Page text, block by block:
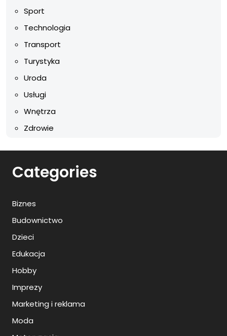
Sport
Technologia
Transport
Turystyka
Uroda
Usługi
Wnętrza
Zdrowie
Categories
Biznes
Budownictwo
Dzieci
Edukacja
Hobby
Imprezy
Marketing i reklama
Moda